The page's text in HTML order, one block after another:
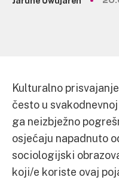
Kulturalno
često u
ga neizbježno
osjećaju napadnuto
sociologijski
koji/e koriste ovaj